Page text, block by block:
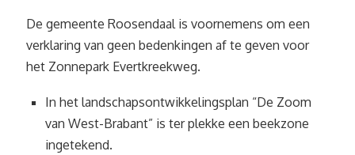
De gemeente Roosendaal is voornemens om een
verklaring van geen bedenkingen af te geven voor
het Zonnepark Evertkreekweg.
In het landschapsontwikkelingsplan “De Zoom
van West-Brabant” is ter plekke een beekzone
ingetekend.